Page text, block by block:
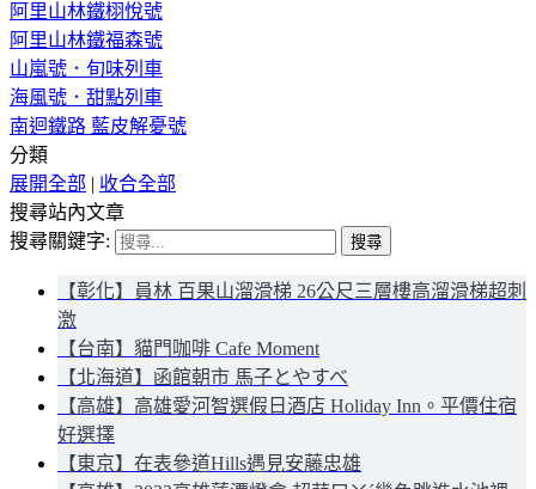
阿里山林鐵栩悅號
阿里山林鐵福森號
山嵐號．旬味列車
海風號．甜點列車
南迴鐵路 藍皮解憂號
分類
展開全部 | 收合全部
搜尋站內文章
搜尋關鍵字:
【彰化】員林 百果山溜滑梯 26公尺三層樓高溜滑梯超刺
激
【台南】貓門咖啡 Cafe Moment
【北海道】函館朝市 馬子とやすべ
【高雄】高雄愛河智選假日酒店 Holiday Inn。平價住宿
好選擇
【東京】在表參道Hills遇見安藤忠雄